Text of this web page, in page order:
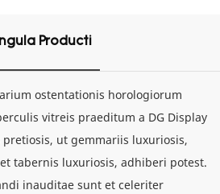
Producti
ostentationis horologiorum
vitreis praeditum a DG Display
pretiosis, ut gemmariis luxuriosis,
tabernis luxuriosis, adhiberi potest.
inauditae sunt et celeriter